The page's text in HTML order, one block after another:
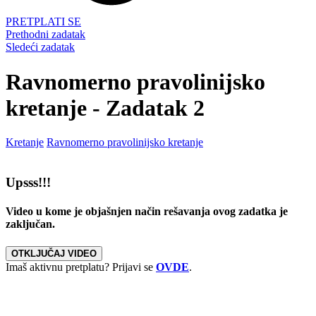
PRETPLATI SE
Prethodni zadatak
Sledeći zadatak
Ravnomerno pravolinijsko
kretanje - Zadatak 2
Kretanje Ravnomerno pravolinijsko kretanje
Upsss!!!
Video u kome je objašnjen način rešavanja ovog zadatka je
zaključan.
OTKLJUČAJ VIDEO
Imaš aktivnu pretplatu? Prijavi se OVDE.